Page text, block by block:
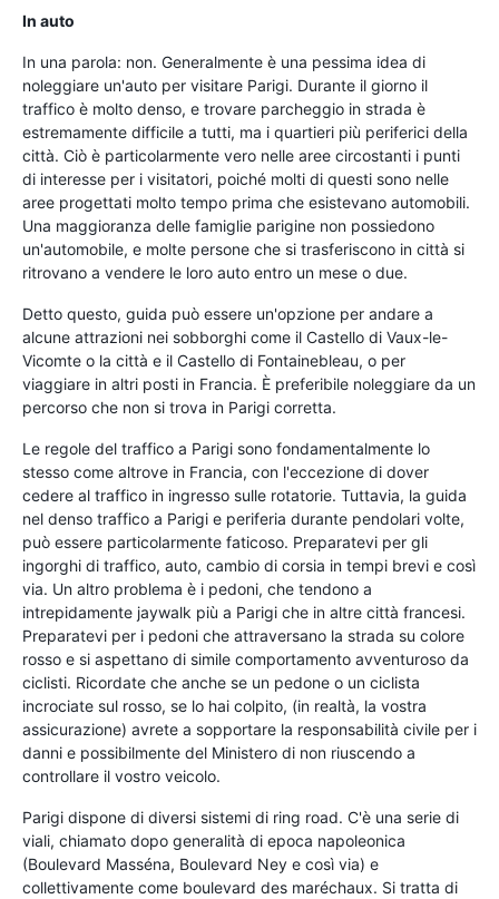
In auto
In una parola: non. Generalmente è una pessima idea di
noleggiare un'auto per visitare Parigi. Durante il giorno il
traffico è molto denso, e trovare parcheggio in strada è
estremamente difficile a tutti, ma i quartieri più periferici della
città. Ciò è particolarmente vero nelle aree circostanti i punti
di interesse per i visitatori, poiché molti di questi sono nelle
aree progettati molto tempo prima che esistevano automobili.
Una maggioranza delle famiglie parigine non possiedono
un'automobile, e molte persone che si trasferiscono in città si
ritrovano a vendere le loro auto entro un mese o due.
Detto questo, guida può essere un'opzione per andare a
alcune attrazioni nei sobborghi come il Castello di Vaux-le-
Vicomte o la città e il Castello di Fontainebleau, o per
viaggiare in altri posti in Francia. È preferibile noleggiare da un
percorso che non si trova in Parigi corretta.
Le regole del traffico a Parigi sono fondamentalmente lo
stesso come altrove in Francia, con l'eccezione di dover
cedere al traffico in ingresso sulle rotatorie. Tuttavia, la guida
nel denso traffico a Parigi e periferia durante pendolari volte,
può essere particolarmente faticoso. Preparatevi per gli
ingorghi di traffico, auto, cambio di corsia in tempi brevi e così
via. Un altro problema è i pedoni, che tendono a
intrepidamente jaywalk più a Parigi che in altre città francesi.
Preparatevi per i pedoni che attraversano la strada su colore
rosso e si aspettano di simile comportamento avventuroso da
ciclisti. Ricordate che anche se un pedone o un ciclista
incrociate sul rosso, se lo hai colpito, (in realtà, la vostra
assicurazione) avrete a sopportare la responsabilità civile per i
danni e possibilmente del Ministero di non riuscendo a
controllare il vostro veicolo.
Parigi dispone di diversi sistemi di ring road. C'è una serie di
viali, chiamato dopo generalità di epoca napoleonica
(Boulevard Masséna, Boulevard Ney e così via) e
collettivamente come boulevard des maréchaux. Si tratta di